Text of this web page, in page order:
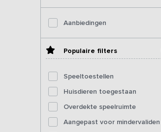
Aanbiedingen
Populaire filters
Speeltoestellen
Huisdieren toegestaan
Overdekte speelruimte
Aangepast voor mindervaliden